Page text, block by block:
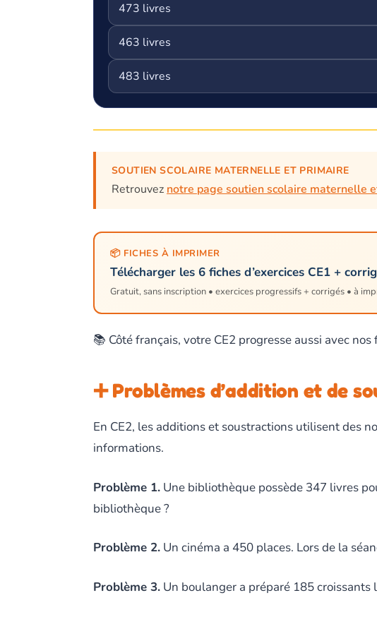
473 livres
463 livres
483 livres
SOUTIEN SCOLAIRE MATERNELLE ET PRIMAIRE
Retrouvez notre page soutien scolaire maternelle
📦 FICHES À IMPRIMER
Télécharger les 6 fiches d’exercices CE1 +
Gratuit, sans inscription • exercices progressifs + corrigés • à
📚 Côté français, votre CE2 progresse aussi avec nos
➕ Problèmes d’addition et de
En CE2, les additions et soustractions utilisent des
informations.
Problème 1. Une bibliothèque possède 347 livres
bibliothèque ?
Problème 2. Un cinéma a 450 places. Lors de la
Problème 3. Un boulanger a préparé 185